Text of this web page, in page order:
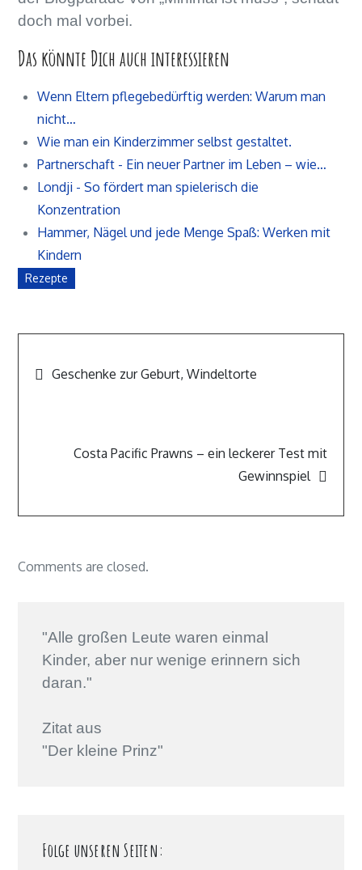
doch mal vorbei.
Das könnte Dich auch interessieren
Wenn Eltern pflegebedürftig werden: Warum man
nicht…
Wie man ein Kinderzimmer selbst gestaltet.
Partnerschaft - Ein neuer Partner im Leben – wie…
Londji - So fördert man spielerisch die
Konzentration
Hammer, Nägel und jede Menge Spaß: Werken mit
Kindern
Rezepte
Geschenke zur Geburt, Windeltorte
Costa Pacific Prawns – ein leckerer Test mit
Gewinnspiel
Comments are closed.
"Alle großen Leute waren einmal
Kinder, aber nur wenige erinnern sich
daran."
Zitat aus
"Der kleine Prinz"
Folge unseren Seiten: